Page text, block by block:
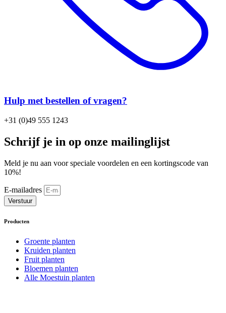
Hulp met bestellen of vragen?
+31 (0)49 555 1243
Schrijf je in op onze mailinglijst
Meld je nu aan voor speciale voordelen en een kortingscode van
10%!
E-mailadres
Verstuur
Producten
Groente planten
Kruiden planten
Fruit planten
Bloemen planten
Alle Moestuin planten